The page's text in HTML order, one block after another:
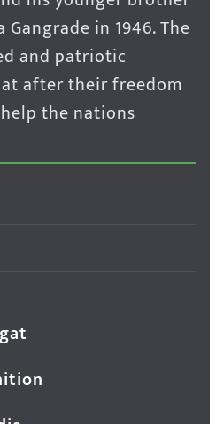
in 1946. The
and patriotic
after their freedom
the nations